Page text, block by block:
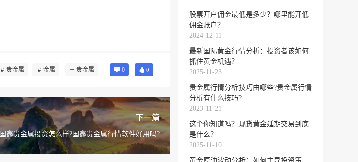
贵金属 金属 贵金属 0 0
下一篇
国鑫贵金属投资怎么样?国鑫贵金属行情软件好用吗?
股票开户佣金最低是多少？哪里能开低
佣金账户？
2024-12-11
最新国际黄金行情分析：投资者该如何
抓住黄金机遇？
2025-11-23
贵金属行情分析技巧由哪些?贵金属行情
分析有什么技巧?
2023-11-21
这个你知道吗？现货黄金延期交易到底
是什么？
2025-11-10